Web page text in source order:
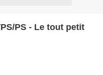
PS - Le tout petit